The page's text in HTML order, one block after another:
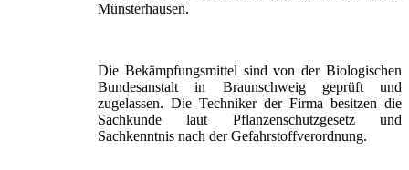
Münsterhausen.
Die Bekämpfungsmittel sind von der Biologischen
Bundesanstalt in Braunschweig geprüft und
zugelassen. Die Techniker der Firma besitzen die
Sachkunde laut Pflanzenschutzgesetz und
Sachkenntnis nach der Gefahrstoffverordnung.